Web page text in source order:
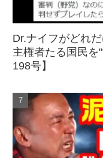
Dr.ナイフがどれ
主権者たる国民を
198号】